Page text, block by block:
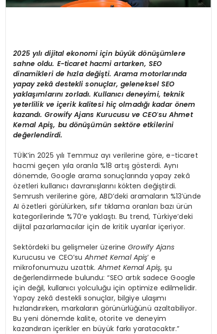
2025 yılı dijital ekonomi için büyük dönüşümlere
sahne oldu. E-ticaret hacmi artarken, SEO
dinamikleri de hızla değişti. Arama motorlarında
yapay zekâ destekli sonuçlar, geleneksel SEO
yaklaşımlarını zorladı. Kullanıcı deneyimi, teknik
yeterlilik ve içerik kalitesi hiç olmadığı kadar önem
kazandı. Growify Ajans Kurucusu ve CEO’su Ahmet
Kemal Apiş, bu dönüşümün sektöre etkilerini
değerlendirdi.
TÜİK’in 2025 yılı Temmuz ayı verilerine göre, e-ticaret
hacmi geçen yıla oranla %18 artış gösterdi. Aynı
dönemde, Google arama sonuçlarında yapay zekâ
özetleri kullanıcı davranışlarını kökten değiştirdi.
Semrush verilerine göre, ABD’deki aramaların %13’ünde
AI özetleri görülürken, sıfır tıklama oranları bazı ürün
kategorilerinde %70’e yaklaştı. Bu trend, Türkiye’deki
dijital pazarlamacılar için de kritik uyarılar içeriyor.
Sektördeki bu gelişmeler üzerineGrowify Ajans
Kurucusu ve CEO’suAhmet Kemal Apiş’ e
mikrofonumuzu uzattık.Ahmet Kemal Apiş, şu
değerlendirmede bulundu: “SEO artık sadece Google
için değil, kullanıcı yolculuğu için optimize edilmelidir.
Yapay zekâ destekli sonuçlar, bilgiye ulaşımı
hızlandırırken, markaların görünürlüğünü azaltabiliyor.
Bu yeni dönemde kalite, otorite ve deneyim
kazandıran içerikler en büyük farkı yaratacaktır.”